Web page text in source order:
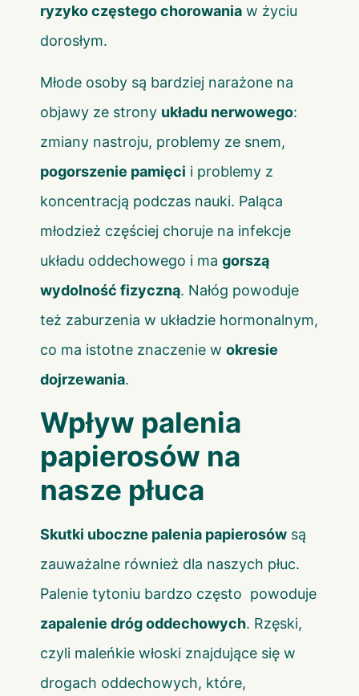
ryzyko częstego chorowania w życiu
dorosłym.
Młode osoby są bardziej narażone na
objawy ze strony układu nerwowego:
zmiany nastroju, problemy ze snem,
pogorszenie pamięci i problemy z
koncentracją podczas nauki. Paląca
młodzież częściej choruje na infekcje
układu oddechowego i ma gorszą
wydolność fizyczną. Nałóg powoduje
też zaburzenia w układzie hormonalnym,
co ma istotne znaczenie w okresie
dojrzewania.
Wpływ palenia
papierosów na
nasze płuca
Skutki uboczne palenia papierosów są
zauważalne również dla naszych płuc.
Palenie tytoniu bardzo często powoduje
zapalenie dróg oddechowych. Rzęski,
czyli maleńkie włoski znajdujące się w
drogach oddechowych, które,